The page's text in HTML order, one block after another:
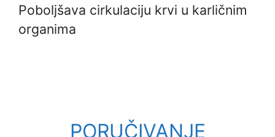
Poboljšava cirkulaciju krvi u karličnim
organima
PORUČIVANJE